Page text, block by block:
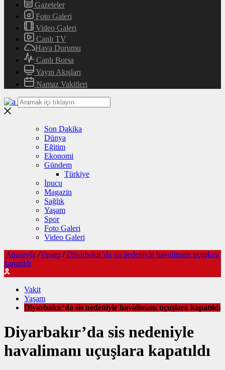
Gazeteler
Foto Galeri
Video Galeri
Canlı TV
Hava Durumu
Canlı Borsa
Yayın Akışları
Namaz Vakitleri
Son Dakika
Dünya
Eğitim
Ekonomi
Gündem
Türkiye
İpucu
Magazin
Sağlık
Yaşam
Spor
Foto Galeri
Video Galeri
Anasayfa /Yaşam / Diyarbakır’da sis nedeniyle havalimanı uçuşlara
kapatıldı
Vakit
Yaşam
Diyarbakır’da sis nedeniyle havalimanı uçuşlara kapatıldı
Diyarbakır’da sis nedeniyle
havalimanı uçuşlara kapatıldı